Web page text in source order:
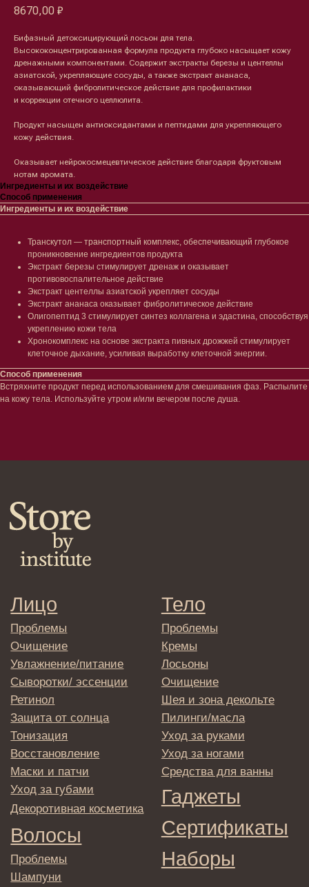
8670,00 ₽
Бифазный детоксицирующий лосьон для тела.
Высококонцентрированная формула продукта глубоко насыщает кожу
дренажными компонентами. Содержит экстракты березы и центеллы
азиатской, укрепляющие сосуды, а также экстракт ананаса,
оказывающий фибролитическое действие для профилактики
и коррекции отечного целлюлита.
Продукт насыщен антиоксидантами и пептидами для укрепляющего
кожу действия.
Оказывает нейрокосмецевтическое действие благодаря фруктовым
нотам аромата.
Ингредиенты и их воздействие
Способ применения
Ингредиенты и их воздействие
Транскутол — транспортный комплекс, обеспечивающий глубокое
проникновение ингредиентов продукта
Экстракт березы стимулирует дренаж и оказывает
противовоспалительное действие
Экстракт центеллы азиатской укрепляет сосуды
Экстракт ананаса оказывает фибролитическое действие
Олигопептид 3 стимулирует синтез коллагена и эдастина, способствуя
укреплению кожи тела
Хронокомплекс на основе экстракта пивных дрожжей стимулирует
клеточное дыхание, усиливая выработку клеточной энергии.
Способ применения
Встряхните продукт перед использованием для смешивания фаз. Распылите
на кожу тела. Используйте утром и/или вечером после душа.
Тело
Проблемы
Лосьоны
Очищение
Шея и зона декольте
Пилинги/масла
Уход за руками
Уход за ногами
Средства для ванны
Гаджеты
Сертификаты
Наборы
Система лояльности
Доставка и самовывоз
Оплата и возврат
Согласие на обработку
персональных данных
Реквизиты и контакты
Подписаться
E-mail
→
Отправляя адрес электронной почты
вы соглашаетесь с политикой в отношении
обработки персональных данных
Лицо
Проблемы
Увлажнение/питание
Сыворотки/ эссенции
Ретинол
Защита от солнца
Тонизация
Восстановление
Маски и патчи
Уход за губами
Декоротивная косметика
Волосы
Проблемы
Шампуни
Средства для укладки
© 2025 Institute Store